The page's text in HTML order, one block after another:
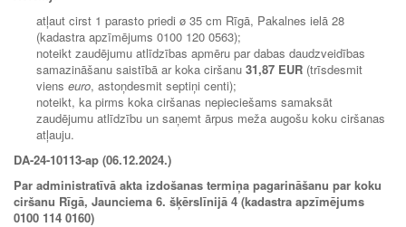
atļaut cirst 1 parasto priedi ø 35 cm Rīgā, Pakalnes ielā 28
(kadastra apzīmējums 0100 120 0563);
noteikt zaudējumu atlīdzības apmēru par dabas daudzveidības
samazināšanu saistībā ar koka ciršanu 31,87 EUR (trīsdesmit
viens euro, astoņdesmit septiņi centi);
noteikt, ka pirms koka ciršanas nepieciešams samaksāt
zaudējumu atlīdzību un saņemt ārpus meža augošu koku ciršanas
atļauju.
DA-24-10113-ap (06.12.2024.)
Par administratīvā akta izdošanas termiņa pagarināšanu par koku
ciršanu Rīgā, Jaunciema 6. šķērslīnijā 4 (kadastra apzīmējums
0100 114 0160)